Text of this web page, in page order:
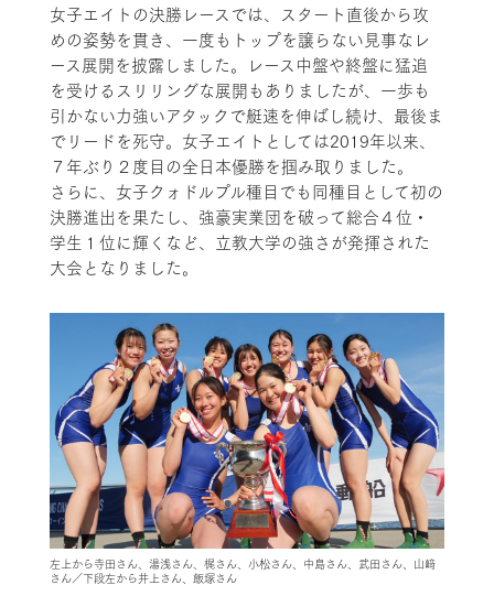
女子エイトの決勝レースでは、スタート直後から攻
めの姿勢を貫き、一度もトップを譲らない見事なレ
ース展開を披露しました。レース中盤や終盤に猛追
を受けるスリリングな展開もありましたが、一歩も
引かない力強いアタックで艇速を伸ばし続け、最後ま
でリードを死守。女子エイトとしては2019年以来、
７年ぶり２度目の全日本優勝を掴み取りました。
さらに、女子クォドルプル種目でも同種目として初の
決勝進出を果たし、強豪実業団を破って総合４位・
学生１位に輝くなど、立教大学の強さが発揮された
大会となりました。
左上から寺田さん、湯浅さん、梶さん、小松さん、中島さん、武田さん、山﨑
さん／下段左から井上さん、飯塚さん